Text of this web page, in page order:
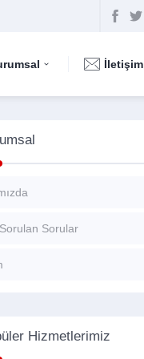
İletişim
Sorular
Hizmetlerimiz